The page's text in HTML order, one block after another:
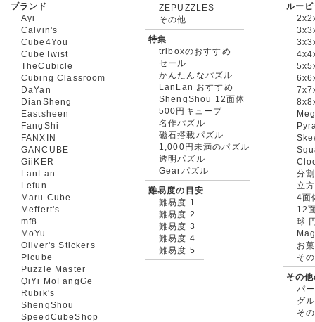
ブランド
Ayi
Calvin's
Cube4You
CubeTwist
TheCubicle
Cubing Classroom
DaYan
DianSheng
Eastsheen
FangShi
FANXIN
GANCUBE
GiiKER
LanLan
Lefun
Maru Cube
Meffert's
mf8
MoYu
Oliver's Stickers
Picube
Puzzle Master
QiYi MoFangGe
Rubik's
ShengShou
SpeedCubeShop
ZEPUZZLES
その他
特集
triboxのおすすめ
セール
かんたんなパズル
LanLan おすすめ
ShengShou 12面体
500円キューブ
名作パズル
磁石搭載パズル
1,000円未満のパズル
透明パズル
Gearパズル
難易度の目安
難易度 1
難易度 2
難易度 3
難易度 4
難易度 5
ルー
分
立
4面
12
球
お
そ
その
パ
グ
そ